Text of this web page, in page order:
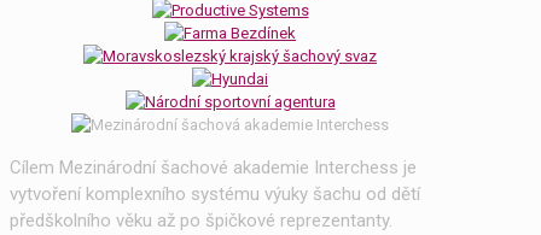
Cílem Mezinárodní šachové akademie Interchess je
vytvoření komplexního systému výuky šachu od dětí
předškolního věku až po špičkové reprezentanty.